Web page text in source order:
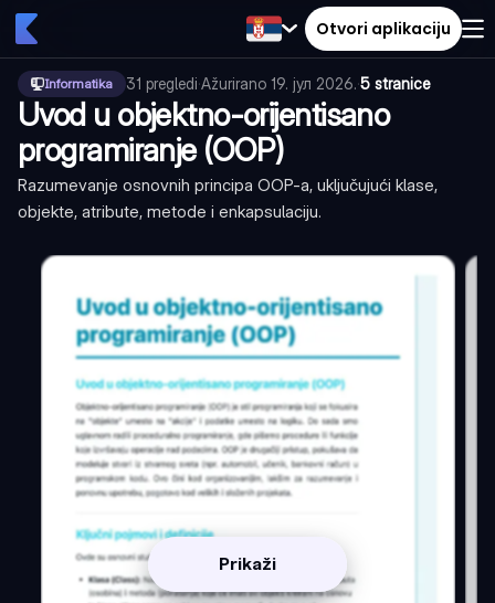
Otvori aplikaciju
Informatika 31 pregledi·Ažurirano 19. јул 2026.·5 stranice
Uvod u objektno-orijentisano
programiranje (OOP)
Razumevanje osnovnih principa OOP-a, uključujući klase,
objekte, atribute, metode i enkapsulaciju.
Prikaži